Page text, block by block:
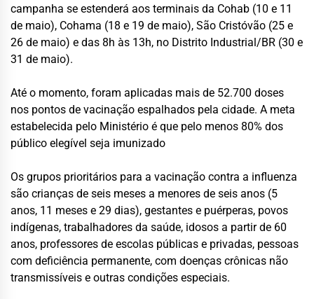
campanha se estenderá aos terminais da Cohab (10 e 11
de maio), Cohama (18 e 19 de maio), São Cristóvão (25 e
26 de maio) e das 8h às 13h, no Distrito Industrial/BR (30 e
31 de maio).
Até o momento, foram aplicadas mais de 52.700 doses
nos pontos de vacinação espalhados pela cidade. A meta
estabelecida pelo Ministério é que pelo menos 80% dos
público elegível seja imunizado
Os grupos prioritários para a vacinação contra a influenza
são crianças de seis meses a menores de seis anos (5
anos, 11 meses e 29 dias), gestantes e puérperas, povos
indígenas, trabalhadores da saúde, idosos a partir de 60
anos, professores de escolas públicas e privadas, pessoas
com deficiência permanente, com doenças crônicas não
transmissíveis e outras condições especiais.